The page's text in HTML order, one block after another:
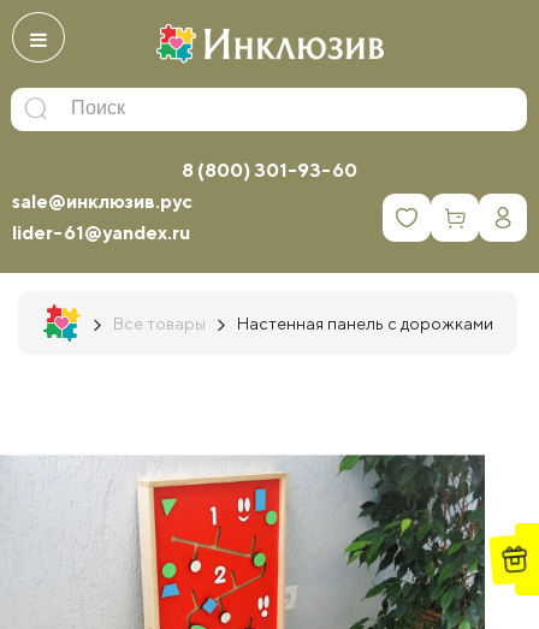
8 (800) 301-93-60
sale@инклюзив.рус
lider-61@yandex.ru
0
Все товары Настенная панель с дорожками